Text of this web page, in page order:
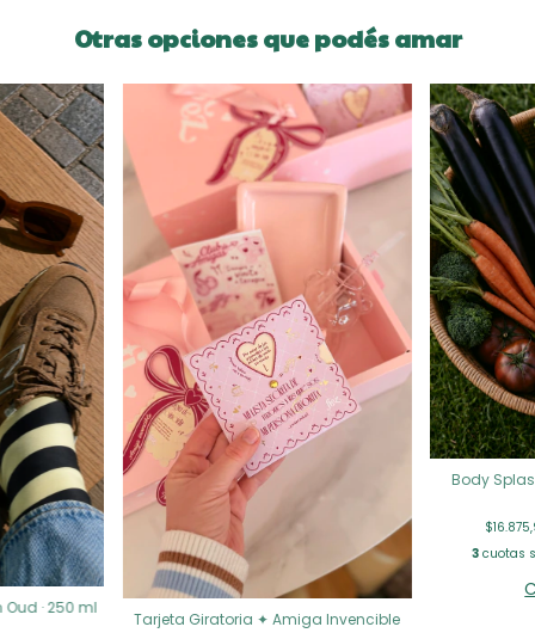
Otras opciones que podés amar
· 250 ml
Tarjeta Giratoria ✦ Amiga Invencible
Body
3 cuotas